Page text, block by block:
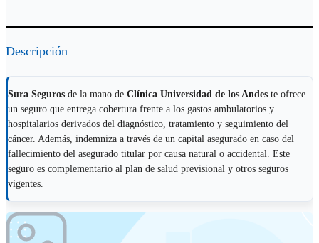
Descripción
Sura Seguros de la mano de Clínica Universidad de los Andes te ofrece
un seguro que entrega cobertura frente a los gastos ambulatorios y
hospitalarios derivados del diagnóstico, tratamiento y seguimiento del
cáncer. Además, indemniza a través de un capital asegurado en caso del
fallecimiento del asegurado titular por causa natural o accidental. Este
seguro es complementario al plan de salud previsional y otros seguros
vigentes.